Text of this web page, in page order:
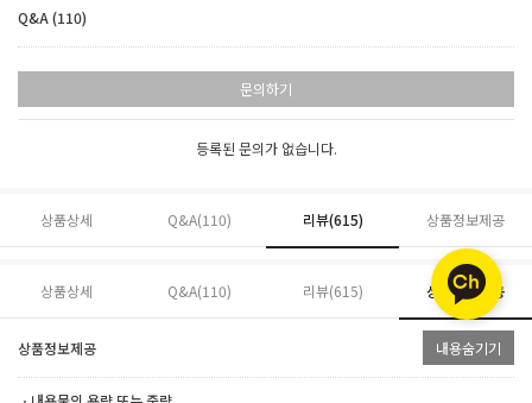
Q&A (110)
문의하기
등록된 문의가 없습니다.
상품상세 Q&A(110) 리뷰(615) 상품정보제공
상품상세 Q&A(110) 리뷰(615) 상품정보제공
상품정보제공 내용숨기기